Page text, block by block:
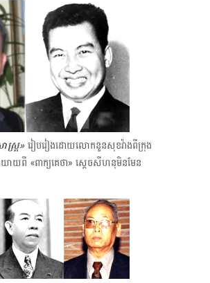
ស្ត្រ»រៀបរៀងដោយលោកនួនសុខវ៉ាងពីក្រុង
ាយពី «ពាក្យគេថា» ស្ដេចសីហនុមិនមែន